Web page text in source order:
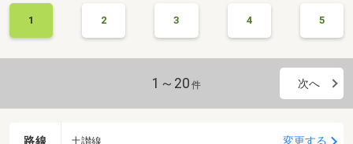
1 2 3 4 5
1～20 件 次へ
路線 土讃線 変更する